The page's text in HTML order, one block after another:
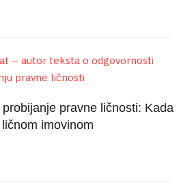
pravne ličnosti: Kada
imovinom